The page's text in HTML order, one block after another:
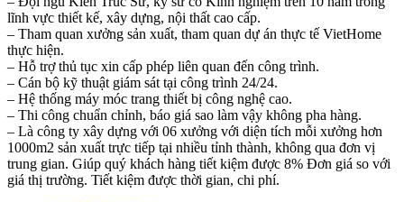
lĩnh vực thiết kế, xây dựng, nội thất cao cấp.
– Tham quan xưởng sản xuất, tham quan dự án thực tế VietHome
thực hiện.
– Hỗ trợ thủ tục xin cấp phép liên quan đến công trình.
– Cán bộ kỹ thuật giám sát tại công trình 24/24.
– Hệ thống máy móc trang thiết bị công nghệ cao.
– Thi công chuẩn chỉnh, báo giá sao làm vậy không pha hàng.
– Là công ty xây dựng với 06 xưởng với diện tích mỗi xưởng hơn
1000m2 sản xuất trực tiếp tại nhiều tỉnh thành, không qua đơn vị
trung gian. Giúp quý khách hàng tiết kiệm được 8% Đơn giá so với
giá thị trường. Tiết kiệm được thời gian, chi phí.